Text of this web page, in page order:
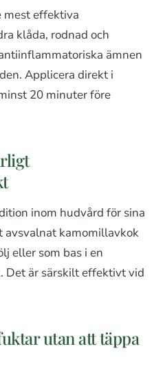
mest effektiva
klåda, rodnad och
ämnen
Applicera direkt i
20 minuter före
inom hudvård för sina
avsvalnat kamomillavkok
eller som bas i en
Det är särskilt effektivt vid
utan att täppa